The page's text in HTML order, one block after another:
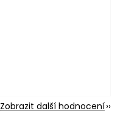
Zobrazit další hodnocení